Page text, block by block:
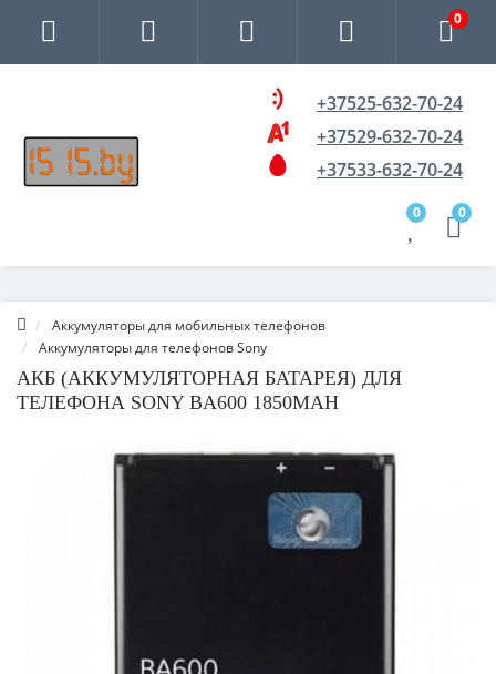
0
+37525-632-70-24
+37529-632-70-24
+37533-632-70-24
0 0
Аккумуляторы для мобильных телефонов
Аккумуляторы для телефонов Sony
АКБ (АККУМУЛЯТОРНАЯ БАТАРЕЯ) ДЛЯ
ТЕЛЕФОНА SONY BA600 1850MAH